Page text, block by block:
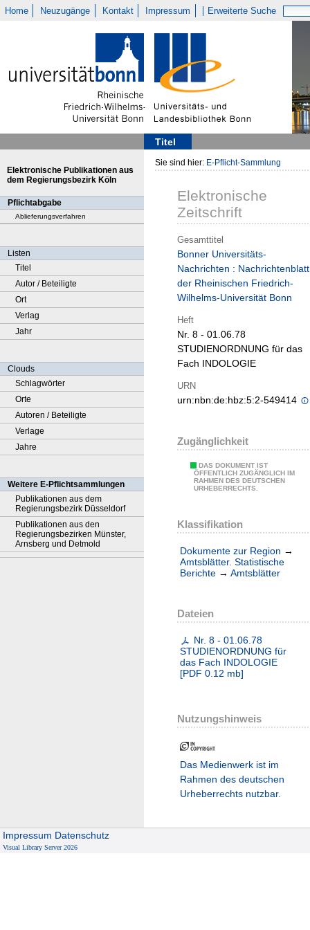
Home Neuzugänge Kontakt Impressum Erweiterte Suche
Titel
Elektronische Publikationen aus
dem Regierungsbezirk Köln
Pflichtabgabe
Ablieferungsverfahren
Listen
Titel
Autor / Beteiligte
Ort
Verlag
Jahr
Clouds
Schlagwörter
Orte
Autoren / Beteiligte
Verlage
Jahre
Weitere E-Pflichtsammlungen
Publikationen aus dem
Regierungsbezirk Düsseldorf
Publikationen aus den
Regierungsbezirken Münster,
Arnsberg und Detmold
Sie sind hier: E-Pflicht-Sammlung
Elektronische
Zeitschrift
Gesamttitel
Bonner Universitäts-
Nachrichten : Nachrichtenblatt
der Rheinischen Friedrich-
Wilhelms-Universität Bonn
Heft
Nr. 8 - 01.06.78
STUDIENORDNUNG für das
Fach INDOLOGIE
URN
urn:nbn:de:hbz:5:2-549414
Zugänglichkeit
DAS DOKUMENT IST
ÖFFENTLICH ZUGÄNGLICH IM
RAHMEN DES DEUTSCHEN
URHEBERRECHTS.
Klassifikation
Dokumente zur Region →
Amtsblätter. Statistische
Berichte → Amtsblätter
Dateien
Nr. 8 - 01.06.78
STUDIENORDNUNG für
das Fach INDOLOGIE
[PDF 0.12 mb]
Nutzungshinweis
Das Medienwerk ist im
Rahmen des deutschen
Urheberrechts nutzbar.
Impressum Datenschutz
Visual Library Server 2026